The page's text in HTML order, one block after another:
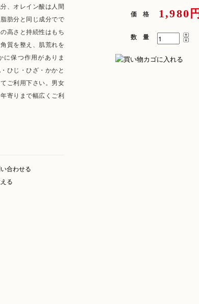
、オレイン酸は人間
肪分と同じ成分でで
高さと持続性はもち
質を整え、肌荒れを
に保つ作用がありま
ひじ・ひざ・かかと
ご利用下さい。男女
寄りまで幅広くご利
合わせる
る
価 格 1,980円
数 量